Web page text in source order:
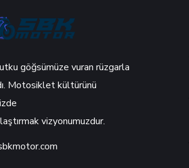
göğsümüze vuran rüzgarla
Motosiklet kültürünü
vizyonumuzdur.